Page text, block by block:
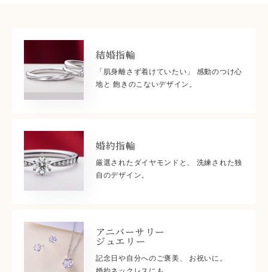
結婚指輪
「肌身離さず着けていたい」 感動のつけ心
地と 飽きのこないデザイン。
婚約指輪
厳選されたダイヤモンドと、 洗練された独
自のデザイン。
アニバーサリー
ジュエリー
記念日や自分へのご褒美、 お祝いに。